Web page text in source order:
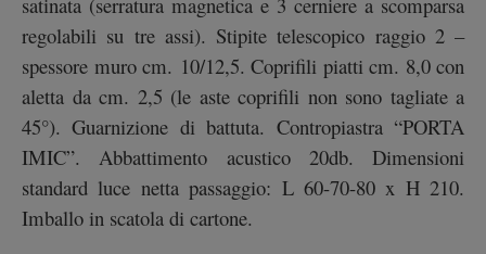
regolabili su tre assi). Stipite telescopico raggio 2 –
spessore muro cm. 10/12,5. Coprifili piatti cm. 8,0 con
aletta da cm. 2,5 (le aste coprifili non sono tagliate a
45°). Guarnizione di battuta. Contropiastra “PORTA
IMIC”. Abbattimento acustico 20db. Dimensioni
standard luce netta passaggio: L 60-70-80 x H 210.
Imballo in scatola di cartone.